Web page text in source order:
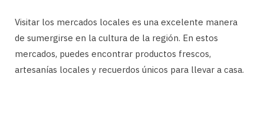
Visitar los mercados locales es una excelente manera
de sumergirse en la cultura de la región. En estos
mercados, puedes encontrar productos frescos,
artesanías locales y recuerdos únicos para llevar a casa.